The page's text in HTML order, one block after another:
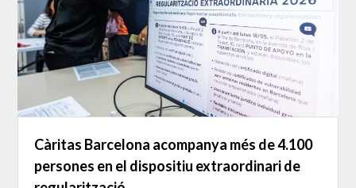
Càritas Barcelona acompanya més de 4.100
persones en el dispositiu extraordinari de